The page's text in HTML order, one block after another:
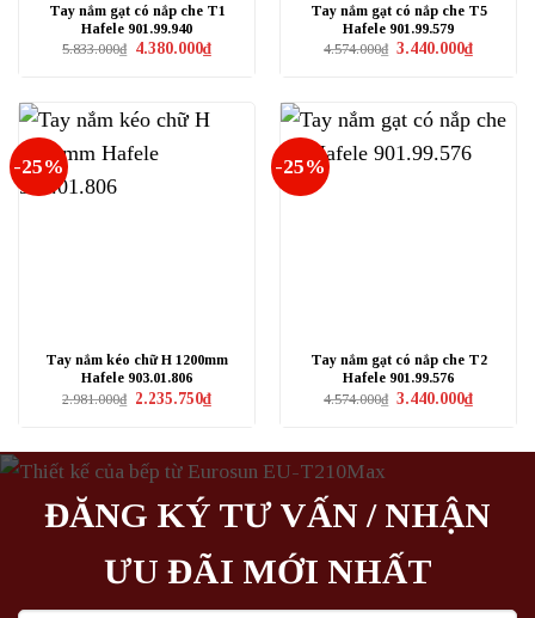
Tay nắm gạt có nắp che T1
Hafele 901.99.940
5.833.000₫ Giá
4.380.000₫Giá
hiện
Tay nắm gạt có nắp che T5
Hafele 901.99.579
4.574.000₫ Giá
3.440.000₫Giá
hiện
-25%
Tay nắm kéo chữ H 1200mm
Hafele 903.01.806
2.981.000₫ Giá
2.235.750₫Giá
hiện
2.235.750₫.
-25%
Tay nắm gạt có nắp che T2
Hafele 901.99.576
4.574.000₫ Giá
3.440.000₫Giá
hiện
ĐĂNG KÝ TƯ VẤN / NHẬN
ƯU ĐÃI MỚI NHẤT